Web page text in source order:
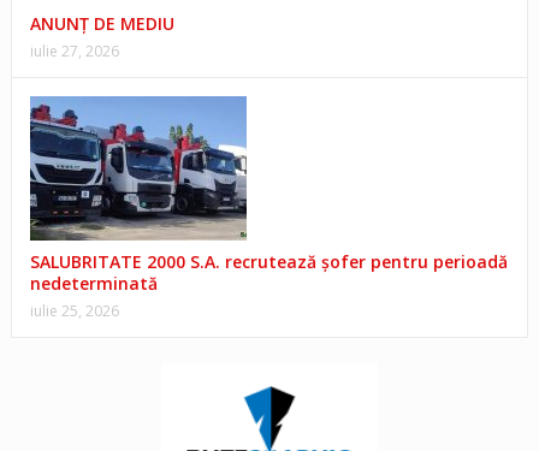
ANUNŢ DE MEDIU
iulie 27, 2026
SALUBRITATE 2000 S.A. recrutează șofer pentru perioadă
nedeterminată
iulie 25, 2026